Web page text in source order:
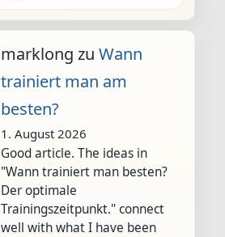
marklong zu Wann
trainiert man am
besten?
1. August 2026
Good article. The ideas in
"Wann trainiert man besten?
Der optimale
Trainingszeitpunkt." connect
well with what I have been